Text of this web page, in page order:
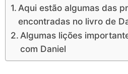
Aqui estão algumas das
encontradas no livro de
Algumas lições
com Daniel